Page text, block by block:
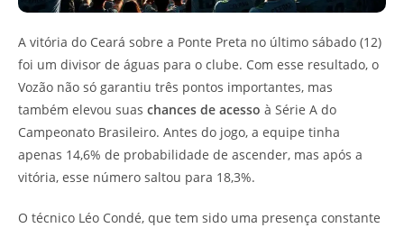
A vitória do Ceará sobre a Ponte Preta no último sábado (12)
foi um divisor de águas para o clube. Com esse resultado, o
Vozão não só garantiu três pontos importantes, mas
também elevou suas chances de acesso à Série A do
Campeonato Brasileiro. Antes do jogo, a equipe tinha
apenas 14,6% de probabilidade de ascender, mas após a
vitória, esse número saltou para 18,3%.
O técnico Léo Condé, que tem sido uma presença constante